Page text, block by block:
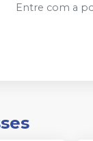
Entre com a